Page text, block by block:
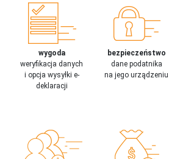
wygoda
weryfikacja danych
i opcja wysyłki e-
deklaracji
bezpieczeństwo
dane podatnika
na jego urządzeniu